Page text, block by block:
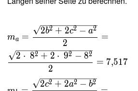
} =
m_a =
\dfrac{
\sqrt{
2b^2+2c^2
- a^2 } }{ 2
ma =
2
2b2 + 2c2 − a2
=
2
2 ⋅ 82 + 2 ⋅ 92 − 82
= 7,517
2c2 + 2a2 − b2